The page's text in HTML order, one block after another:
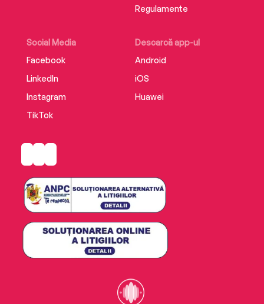
Social Media
Facebook
LinkedIn
Instagram
TikTok
Descarcă app-ul
Android
iOS
Huawei
Regulamente